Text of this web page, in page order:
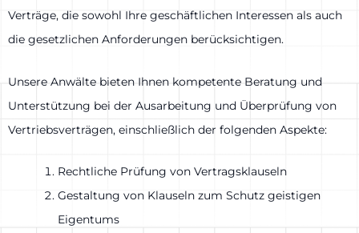
Verträge, die sowohl Ihre geschäftlichen Interessen als auch
die gesetzlichen Anforderungen berücksichtigen.
Unsere Anwälte bieten Ihnen kompetente Beratung und
Unterstützung bei der Ausarbeitung und Überprüfung von
Vertriebsverträgen, einschließlich der folgenden Aspekte:
Rechtliche Prüfung von Vertragsklauseln
Gestaltung von Klauseln zum Schutz geistigen
Eigentums